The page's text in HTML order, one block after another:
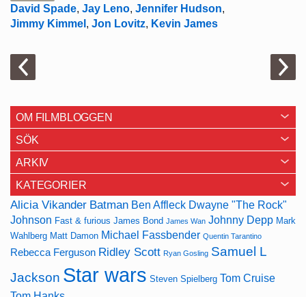
David Spade, Jay Leno, Jennifer Hudson,
Jimmy Kimmel , Jon Lovitz, Kevin James
OM FILMBLOGGEN
SÖK
ARKIV
KATEGORIER
Alicia Vikander Batman Ben Affleck Dwayne "The Rock"
Johnson Fast & furious James Bond James Wan Johnny Depp Mark
Wahlberg Matt Damon Michael Fassbender Quentin Tarantino
Rebecca Ferguson Ridley Scott Ryan Gosling Samuel L
Jackson Star wars Steven Spielberg Tom Cruise